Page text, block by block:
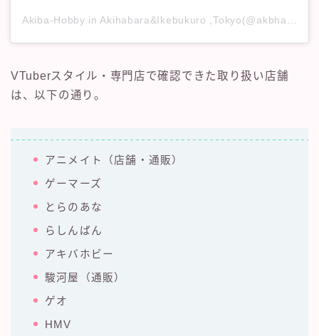
VTuberスタイル・専門店で確認できた取り扱い店舗
は、以下の通り。
アニメイト（店舗・通販）
ゲーマーズ
とらのあな
らしんばん
アキバホビー
駿河屋（通販）
ゲオ
HMV